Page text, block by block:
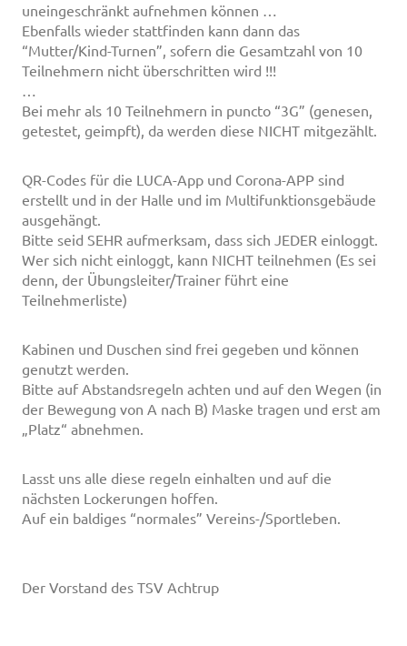
uneingeschränkt aufnehmen können …
Ebenfalls wieder stattfinden kann dann das
“Mutter/Kind-Turnen”, sofern die Gesamtzahl von 10
Teilnehmern nicht überschritten wird !!!
…
Bei mehr als 10 Teilnehmern in puncto “3G” (genesen,
getestet, geimpft), da werden diese NICHT mitgezählt.
QR-Codes für die LUCA-App und Corona-APP sind
erstellt und in der Halle und im Multifunktionsgebäude
ausgehängt.
Bitte seid SEHR aufmerksam, dass sich JEDER einloggt.
Wer sich nicht einloggt, kann NICHT teilnehmen (Es sei
denn, der Übungsleiter/Trainer führt eine
Teilnehmerliste)
Kabinen und Duschen sind frei gegeben und können
genutzt werden.
Bitte auf Abstandsregeln achten und auf den Wegen (in
der Bewegung von A nach B) Maske tragen und erst am
„Platz“ abnehmen.
Lasst uns alle diese regeln einhalten und auf die
nächsten Lockerungen hoffen.
Auf ein baldiges “normales” Vereins-/Sportleben.
Der Vorstand des TSV Achtrup